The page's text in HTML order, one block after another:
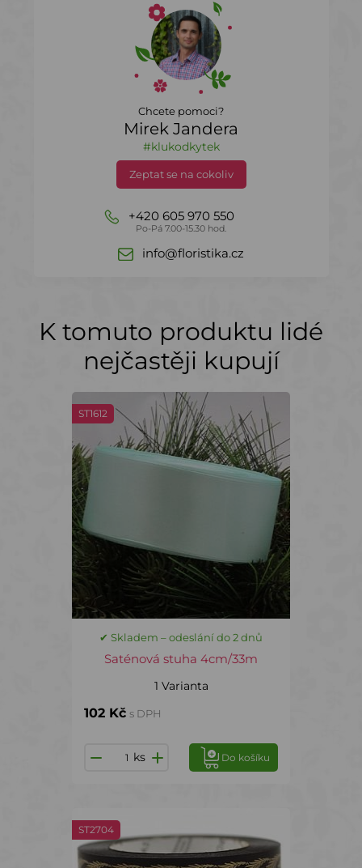
Chcete pomoci?
Mirek Jandera
#klukodkytek
Zeptat se na cokoliv
+420 605 970 550
Po-Pá 7.00-15.30 hod.
info@floristika.cz
K tomuto produktu lidé
nejčastěji kupují
ST1612
✔ Skladem – odeslání do 2 dnů
Saténová stuha 4cm/33m
1 Varianta
102 Kč s DPH
ks Do košíku
ST2704